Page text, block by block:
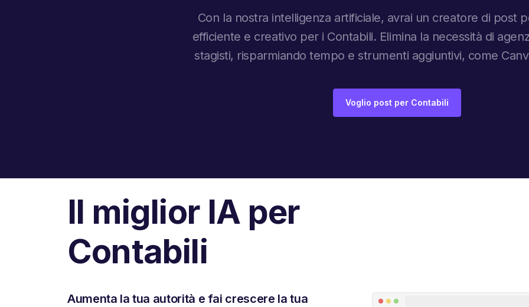
Con la nostra intelligenza artificiale, avrai un creatore di post
efficiente e creativo per i Contabili. Elimina la necessità di
stagisti, risparmiando tempo e strumenti aggiuntivi, come
Voglio post per Contabili
Il miglior IA per
Contabili
Aumenta la tua autorità e fai crescere la tua